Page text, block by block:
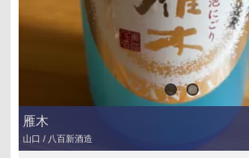
雁木
山口 / 八百新酒造